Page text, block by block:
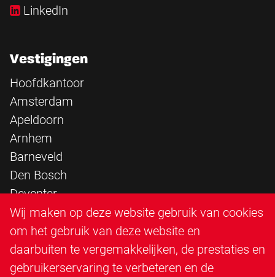
LinkedIn
Vestigingen
Hoofdkantoor
Amsterdam
Apeldoorn
Arnhem
Barneveld
Den Bosch
Deventer
Epe
Sittard
Triangle Infra
Triangle Steigerbouw
Wij maken op deze website gebruik van cookies
om het gebruik van deze website en
daarbuiten te vergemakkelijken, de prestaties en
gebruikerservaring te verbeteren en de